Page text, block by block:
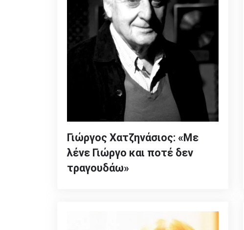
Γιώργος Χατζηνάσιος: «Με
λένε Γιώργο και ποτέ δεν
τραγουδάω»